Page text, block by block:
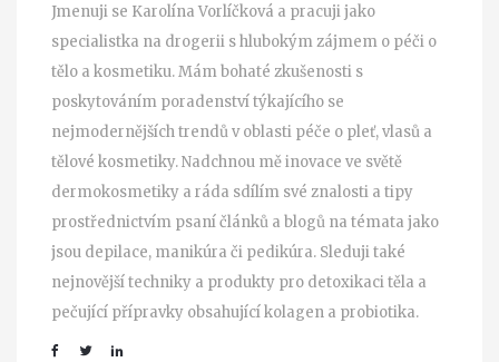
Jmenuji se Karolína Vorlíčková a pracuji jako
specialistka na drogerii s hlubokým zájmem o péči o
tělo a kosmetiku. Mám bohaté zkušenosti s
poskytováním poradenství týkajícího se
nejmodernějších trendů v oblasti péče o pleť, vlasů a
tělové kosmetiky. Nadchnou mě inovace ve světě
dermokosmetiky a ráda sdílím své znalosti a tipy
prostřednictvím psaní článků a blogů na témata jako
jsou depilace, manikúra či pedikúra. Sleduji také
nejnovější techniky a produkty pro detoxikaci těla a
pečující přípravky obsahující kolagen a probiotika.